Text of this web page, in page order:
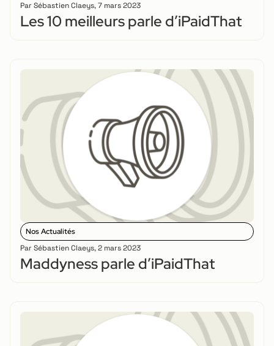
Par Sébastien Claeys,7 mars 2023
Les 10 meilleurs parle d’iPaidThat
Nos Actualités
Par Sébastien Claeys,2 mars 2023
Maddyness parle d’iPaidThat